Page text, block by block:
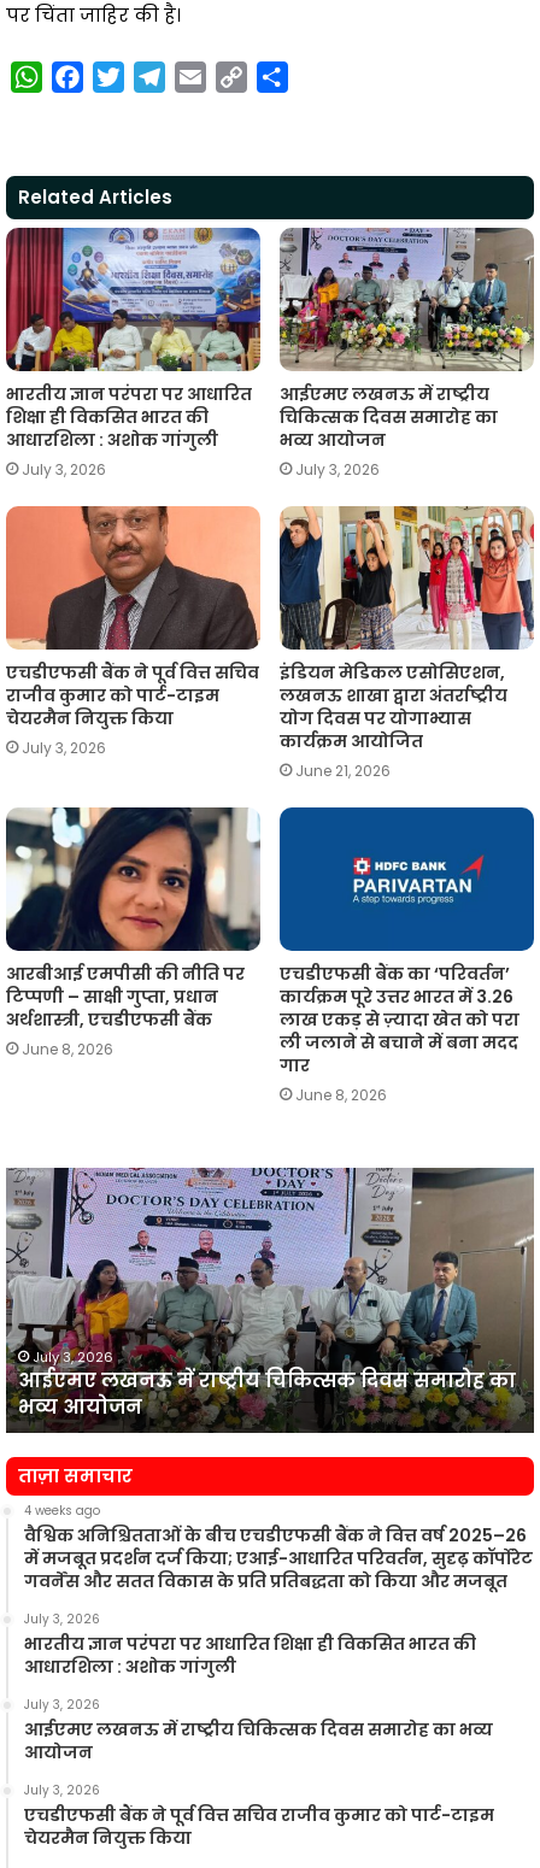
पर चिंता जाहिर की है।
W
t
s
A
p
p
e
b
o
o
k
t
t
e
r
e
g
r
a
m
i
y
i
n
k
r
Related Articles
भारतीय ज्ञान परंपरा पर आधारित
शिक्षा ही विकसित भारत की
आधारशिला : अशोक गांगुली
July 3, 2026
आईएमए लखनऊ में राष्ट्रीय
चिकित्सक दिवस समारोह का
भव्य आयोजन
July 3, 2026
एचडीएफसी बैंक ने पूर्व वित्त सचिव
राजीव कुमार को पार्ट-टाइम
चेयरमैन नियुक्त किया
July 3, 2026
इंडियन मेडिकल एसोसिएशन,
लखनऊ शाखा द्वारा अंतर्राष्ट्रीय
योग दिवस पर योगाभ्यास
कार्यक्रम आयोजित
June 21, 2026
आरबीआई एमपीसी की नीति पर
टिप्पणी – साक्षी गुप्ता, प्रधान
अर्थशास्त्री, एचडीएफसी बैंक
June 8, 2026
एचडीएफसी बैंक का ‘परिवर्तन’
कार्यक्रम पूरे उत्तर भारत में 3.26
लाख एकड़ से ज़्यादा खेत को परा
ली जलाने से बचाने में बना मदद
गार
June 8, 2026
आईएमए
लखनऊ
में
राष्ट्रीय
चिकित्सक
दिवस
समारोह
का
भव्य
आयोजन
July 3, 2026
आईएमए लखनऊ में राष्ट्रीय चिकित्सक दिवस समारोह का
भव्य आयोजन
ताज़ा समाचार
4 weeks ago
वैश्विक अनिश्चितताओं के बीच एचडीएफसी बैंक ने वित्त वर्ष 2025–26
में मजबूत प्रदर्शन दर्ज किया; एआई-आधारित परिवर्तन, सुदृढ़ कॉर्पोरेट
गवर्नेंस और सतत विकास के प्रति प्रतिबद्धता को किया और मजबूत
July 3, 2026
भारतीय ज्ञान परंपरा पर आधारित शिक्षा ही विकसित भारत की
आधारशिला : अशोक गांगुली
July 3, 2026
आईएमए लखनऊ में राष्ट्रीय चिकित्सक दिवस समारोह का भव्य
आयोजन
July 3, 2026
एचडीएफसी बैंक ने पूर्व वित्त सचिव राजीव कुमार को पार्ट-टाइम
चेयरमैन नियुक्त किया